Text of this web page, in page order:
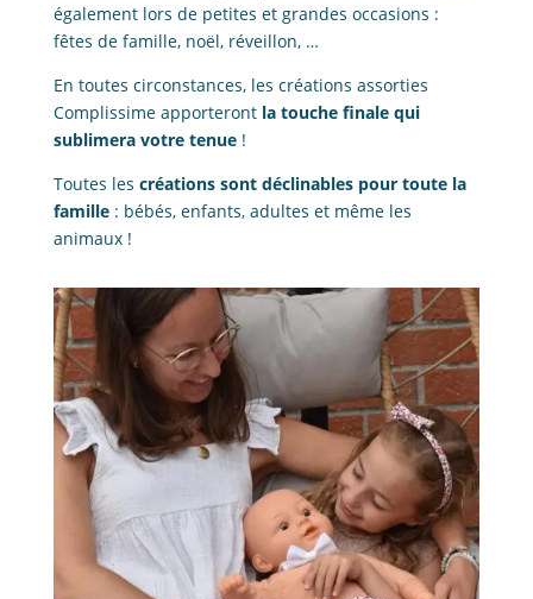
également lors de petites et grandes occasions :
fêtes de famille, noël, réveillon, …
En toutes circonstances, les créations assorties
Complissime apporteront la touche finale qui
sublimera votre tenue !
Toutes les créations sont déclinables pour toute la
famille: bébés, enfants, adultes et même les
animaux !